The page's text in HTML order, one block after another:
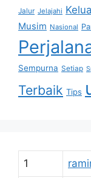
Jalur Jelajahi
Musim Nasional
Sempurna Setiap
Terbaik Tips
1